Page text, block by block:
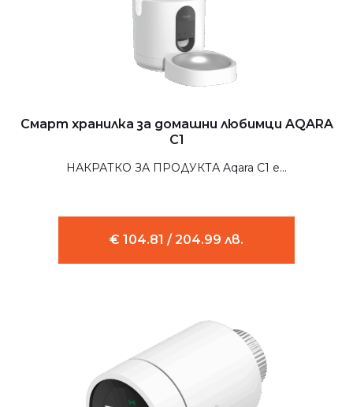
Смарт хранилка за домашни любимци AQARA
C1
НАКРАТКО ЗА ПРОДУКТА Aqara C1 е...
€ 104.81 / 204.99 лв.